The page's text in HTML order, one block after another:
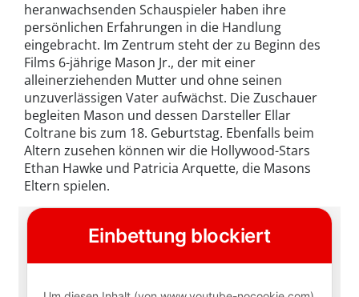
heranwachsenden Schauspieler haben ihre
persönlichen Erfahrungen in die Handlung
eingebracht. Im Zentrum steht der zu Beginn des
Films 6-jährige Mason Jr., der mit einer
alleinerziehenden Mutter und ohne seinen
unzuverlässigen Vater aufwächst. Die Zuschauer
begleiten Mason und dessen Darsteller Ellar
Coltrane bis zum 18. Geburtstag. Ebenfalls beim
Altern zusehen können wir die Hollywood-Stars
Ethan Hawke und Patricia Arquette, die Masons
Eltern spielen.